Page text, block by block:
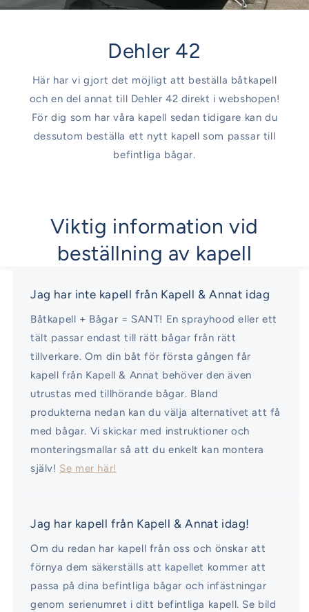
Dehler 42
Här har vi gjort det möjligt att beställa båtkapell
och en del annat till Dehler 42 direkt i webshopen!
För dig som har våra kapell sedan tidigare kan du
dessutom beställa ett nytt kapell som passar till
befintliga bågar.
Viktig information vid
beställning av kapell
Jag har inte kapell från Kapell & Annat idag
Båtkapell + Bågar = SANT! En sprayhood eller ett
tält passar endast till rätt bågar från rätt
tillverkare. Om din båt för första gången får
kapell från Kapell & Annat behöver den även
utrustas med tillhörande bågar. Bland
produkterna nedan kan du välja alternativet att få
med bågar. Vi skickar med instruktioner och
monteringsmallar så att du enkelt kan montera
själv! Se mer här!
Jag har kapell från Kapell & Annat idag!
Om du redan har kapell från oss och önskar att
förnya dem säkerställs att kapellet kommer att
passa på dina befintliga bågar och infästningar
genom serienumret i ditt befintliga kapell. Se bild